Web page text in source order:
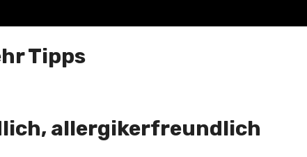
Tipps
allergikerfreundlich